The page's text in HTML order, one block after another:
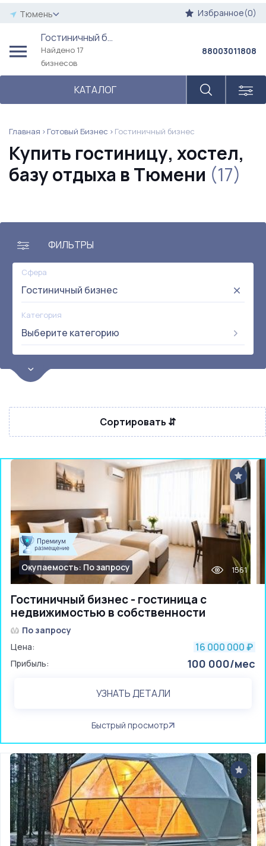
Тюмень Избранное(0)
Гостиничный бизнес
Найдено 17
бизнесов
КАТАЛОГ
88003011808
Главная Готовый Бизнес Гостиничный бизнес
Купить гостиницу, хостел,
базу отдыха в Тюмени (17)
ФИЛЬТРЫ
Сфера
Гостиничный бизнес
Категория
Выберите категорию
Цена
от:
до:
Окупаемость Возраст
Сортировать ⇵
Гостиничный бизнес - гостиница с
недвижимостью в собственности
Окупаемость: По запросу 1561
По запросу
Цена:
16 000 000 ₽
Прибыль: 100 000/мес
УЗНАТЬ ДЕТАЛИ
Быстрый просмотр